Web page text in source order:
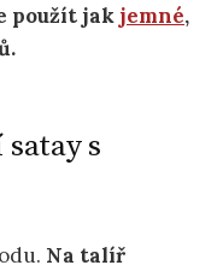
použít jakjemné,
s
Na talíř